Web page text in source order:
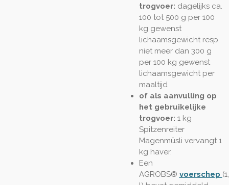
trogvoer: dagelijks ca.
100 tot 500 g per 100
kg gewenst
lichaamsgewicht resp.
niet meer dan 300 g
per 100 kg gewenst
lichaamsgewicht per
maaltijd
of als aanvulling op
het gebruikelijke
trogvoer: 1 kg
Spitzenreiter
Magenmüsli vervangt 1
kg haver.
Een
AGROBS® voerschep